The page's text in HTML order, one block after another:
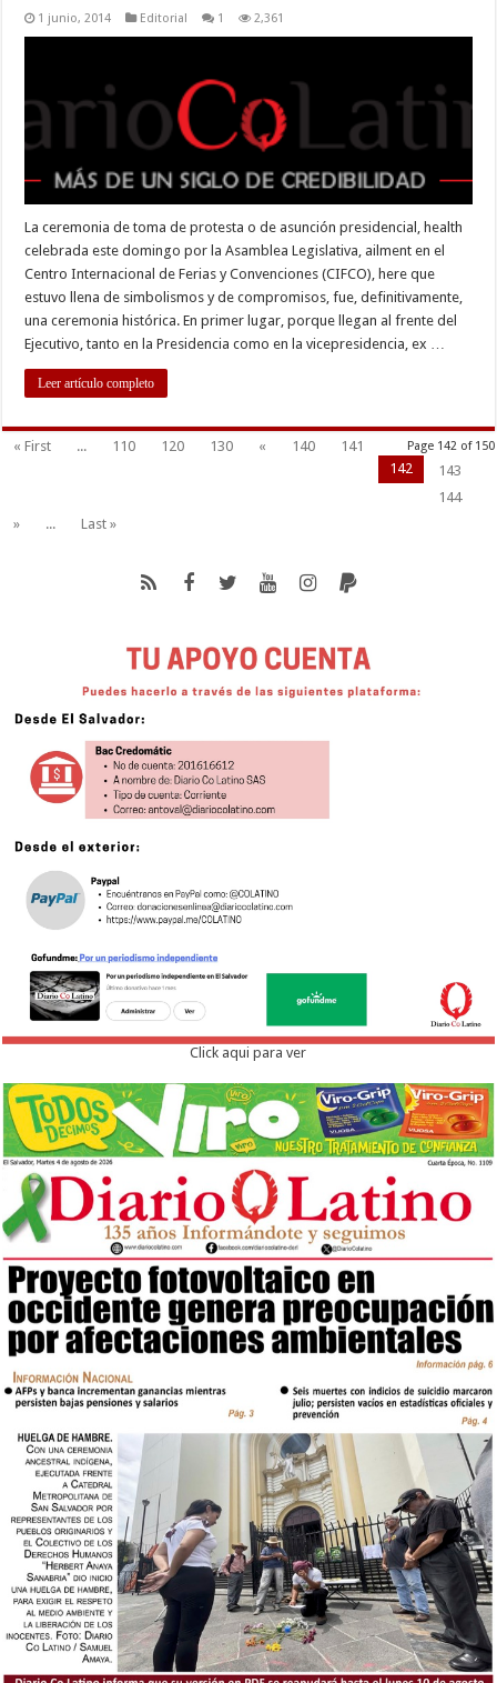
1 junio, 2014 Editorial 1 2,361
La ceremonia de toma de protesta o de asunción presidencial, health
celebrada este domingo por la Asamblea Legislativa, ailment en el
Centro Internacional de Ferias y Convenciones (CIFCO), here que
estuvo llena de simbolismos y de compromisos, fue, definitivamente,
una ceremonia histórica. En primer lugar, porque llegan al frente del
Ejecutivo, tanto en la Presidencia como en la vicepresidencia, ex …
Leer artículo completo
Page 142 of 150
« First ... 110 120 130 « 140
141
142
143
144
»
... Last »
Click aqui para ver